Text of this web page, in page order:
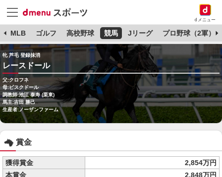
dメニュー
MLB ゴルフ 高校野球 競馬 Jリーグ プロ野球（2軍）
牝 芦毛 登録抹消
レースドール
父:クロフネ
母:ビスクドール
調教師:池江 泰寿 (栗東)
馬主:吉田 勝己
生産者:ノーザンファーム
賞金
獲得賞金
2,854万円
本賞金
2,848万円